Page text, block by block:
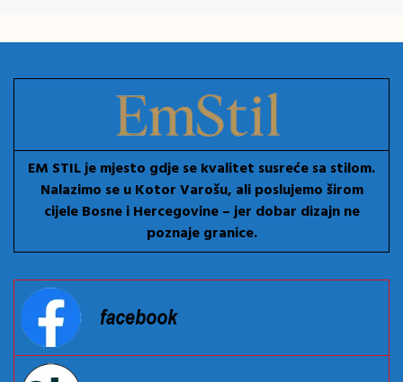
EM STIL je mjesto gdje se kvalitet susreće sa stilom.
Nalazimo se u Kotor Varošu, ali poslujemo širom
cijele Bosne i Hercegovine – jer dobar dizajn ne
poznaje granice.